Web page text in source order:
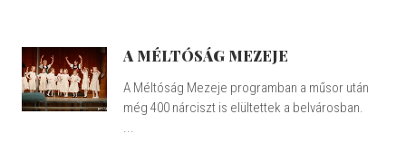
A MÉLTÓSÁG MEZEJE
A Méltóság Mezeje programban a műsor után
még 400 nárciszt is elültettek a belvárosban.
...